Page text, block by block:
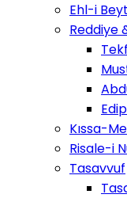
Ehl-i
Reddiye
Kıssa-
Risale-i
Tasavvuf